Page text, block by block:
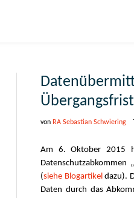
von RA Sebastian Schwiering
Am 6. Oktober 2015
Datenschutzabkommen
(siehe Blogartikeldazu).
Daten durch das